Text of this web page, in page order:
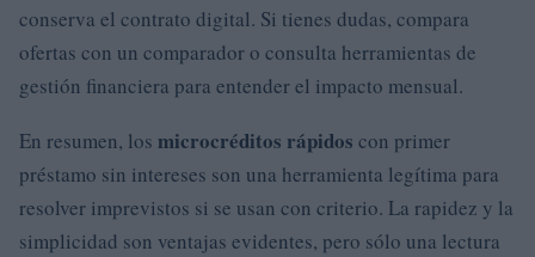
conserva el contrato digital. Si tienes dudas, compara
ofertas con un comparador o consulta herramientas de
gestión financiera para entender el impacto mensual.
En resumen, los microcréditos rápidos con primer
préstamo sin intereses son una herramienta legítima para
resolver imprevistos si se usan con criterio. La rapidez y la
simplicidad son ventajas evidentes, pero sólo una lectura